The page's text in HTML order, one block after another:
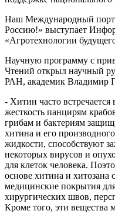
Наш Международный
Россию!» выступает
«Агротехнологии
Научную программу с
Чтений открыл научный
РАН, академик Владимир
- Хитин часто
жесткость панцирям
грибам и бактериям
хитина и его
жидкости, способствуют
некоторых вирусов и
для клеток человека.
основе хитина и хитозана
медицинские покрытия
хирургических швов,
Кроме того, эти вещества